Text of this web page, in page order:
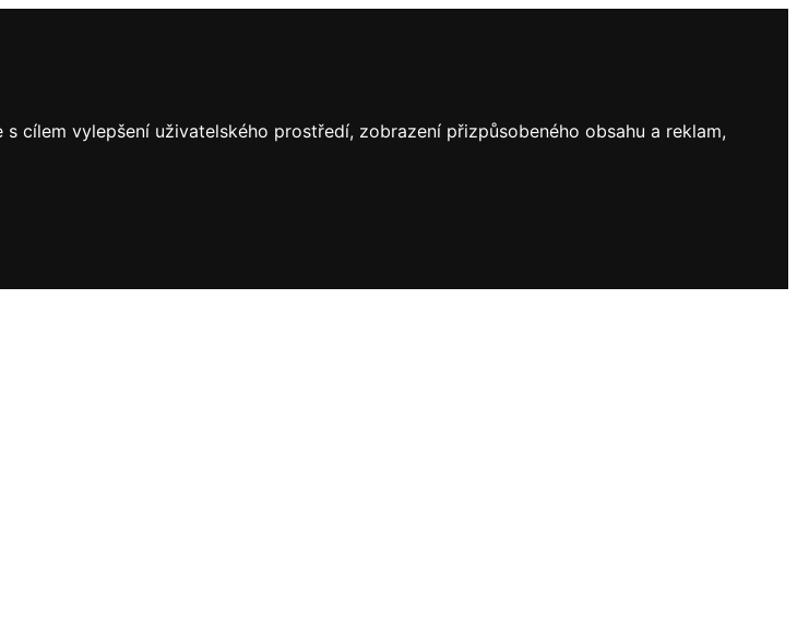
vylepšení uživatelského prostředí, zobrazení přizpůsobeného obsahu a reklam,